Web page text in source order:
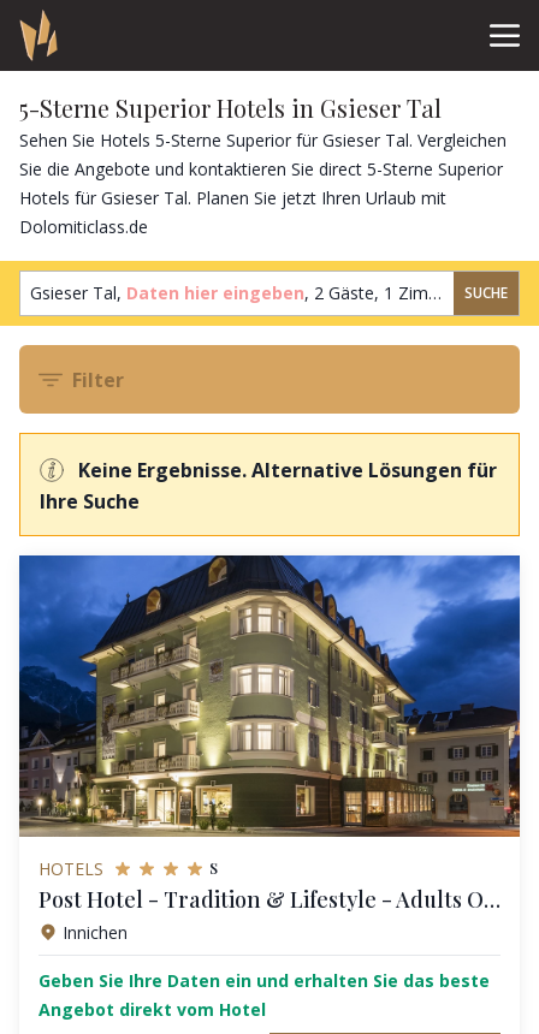
5-Sterne Superior Hotels in Gsieser Tal
Sehen Sie Hotels 5-Sterne Superior für Gsieser Tal. Vergleichen
Sie die Angebote und kontaktieren Sie direct 5-Sterne Superior
Hotels für Gsieser Tal. Planen Sie jetzt Ihren Urlaub mit
Dolomiticlass.de
Gsieser Tal, Daten hier eingeben, 2 Gäste, 1 Zimmer SUCHE
Filter
Keine Ergebnisse. Alternative Lösungen für
Ihre Suche
HOTELS s
Post Hotel - Tradition & Lifestyle - Adults Only
Innichen
Geben Sie Ihre Daten ein und erhalten Sie das beste
Angebot direkt vom Hotel